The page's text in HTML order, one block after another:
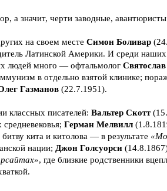
а значит, черти заводные,
на своем месте Симон Боливар
Латинской Америки. И среди
людей много — офтальмолог
в отдельно взятой клинике;
Газманов (22.7.1951).
классных писателей: Вальтер Скотт
Герман Мелвилл
кита и китолова — в результате
нации; Джон Голсуорси
, где близкие родственники